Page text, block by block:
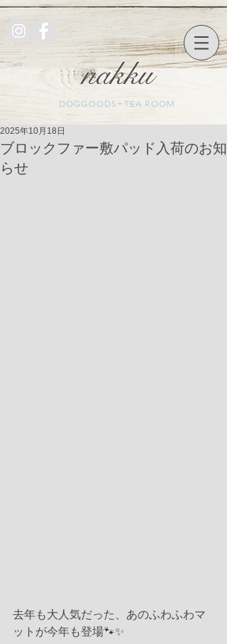
nakku
DOGGOODS+TEA ROOM
ブロックファー敷パッド入荷のお知
らせ
2025年10月18日
去年も大人気だった、あのふわふわマ
ットが今年も登場🐾✨